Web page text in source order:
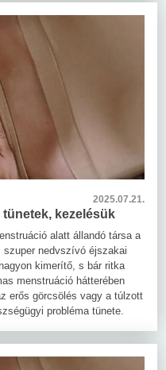
2025.07.21.
kezelésük
alatt állandó társa a
szuper nedvszívó éjszakai
kimerítő, s bár ritka
menstruáció hátterében
erős görcsölés vagy a túlzott
probléma tünete.